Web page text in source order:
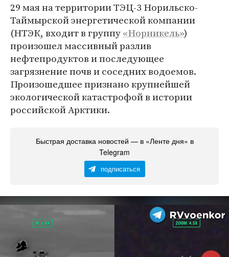
29 мая на территории ТЭЦ-3 Норильско-
Таймырской энергетической компании
(НТЭК, входит в группу«Норникель»)
произошел массивный разлив
нефтепродуктов и последующее
загрязнение почв и соседних водоемов.
Произошедшее признано крупнейшей
экологической катастрофой в истории
российской Арктики.
Быстрая доставка новостей — в «Ленте дня» в
Telegram
подписаться